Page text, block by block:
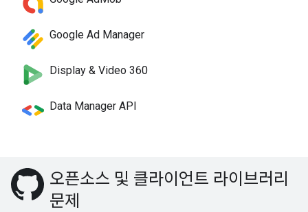
Google Ad Manager
Display & Video 360
Data Manager API
오픈소스 및 클라이언트 라이브러리
문제